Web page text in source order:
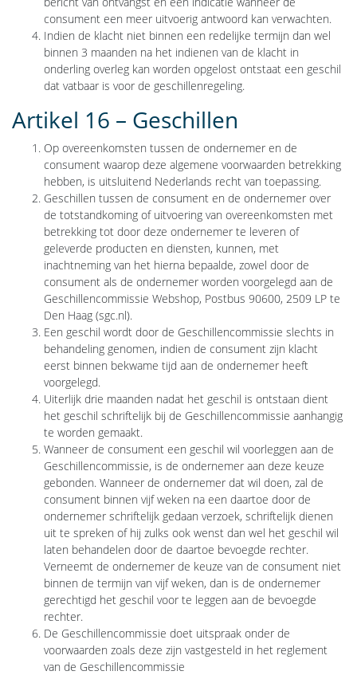
consument een meer uitvoerig antwoord kan verwachten.
Indien de klacht niet binnen een redelijke termijn dan wel
binnen 3 maanden na het indienen van de klacht in
onderling overleg kan worden opgelost ontstaat een geschil
dat vatbaar is voor de geschillenregeling.
Artikel 16 – Geschillen
Op overeenkomsten tussen de ondernemer en de
consument waarop deze algemene voorwaarden betrekking
hebben, is uitsluitend Nederlands recht van toepassing.
Geschillen tussen de consument en de ondernemer over
de totstandkoming of uitvoering van overeenkomsten met
betrekking tot door deze ondernemer te leveren of
geleverde producten en diensten, kunnen, met
inachtneming van het hierna bepaalde, zowel door de
consument als de ondernemer worden voorgelegd aan de
Geschillencommissie Webshop, Postbus 90600, 2509 LP te
Den Haag (sgc.nl).
Een geschil wordt door de Geschillencommissie slechts in
behandeling genomen, indien de consument zijn klacht
eerst binnen bekwame tijd aan de ondernemer heeft
voorgelegd.
Uiterlijk drie maanden nadat het geschil is ontstaan dient
het geschil schriftelijk bij de Geschillencommissie aanhangig
te worden gemaakt.
Wanneer de consument een geschil wil voorleggen aan de
Geschillencommissie, is de ondernemer aan deze keuze
gebonden. Wanneer de ondernemer dat wil doen, zal de
consument binnen vijf weken na een daartoe door de
ondernemer schriftelijk gedaan verzoek, schriftelijk dienen
uit te spreken of hij zulks ook wenst dan wel het geschil wil
laten behandelen door de daartoe bevoegde rechter.
Verneemt de ondernemer de keuze van de consument niet
binnen de termijn van vijf weken, dan is de ondernemer
gerechtigd het geschil voor te leggen aan de bevoegde
rechter.
De Geschillencommissie doet uitspraak onder de
voorwaarden zoals deze zijn vastgesteld in het reglement
van de Geschillencommissie